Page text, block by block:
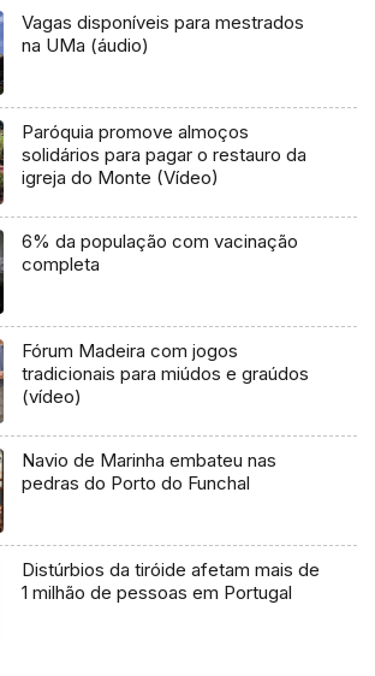
Vagas disponíveis para mestrados
na UMa (áudio)
Paróquia promove almoços
solidários para pagar o restauro da
igreja do Monte (Vídeo)
6% da população com vacinação
completa
Fórum Madeira com jogos
tradicionais para miúdos e graúdos
(vídeo)
Navio de Marinha embateu nas
pedras do Porto do Funchal
Distúrbios da tiróide afetam mais de
1 milhão de pessoas em Portugal